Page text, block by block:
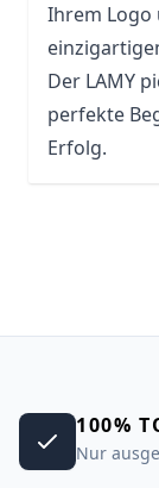
Ihrem Logo
Der LAMY
perfekte
Erfolg.
100%
Nur